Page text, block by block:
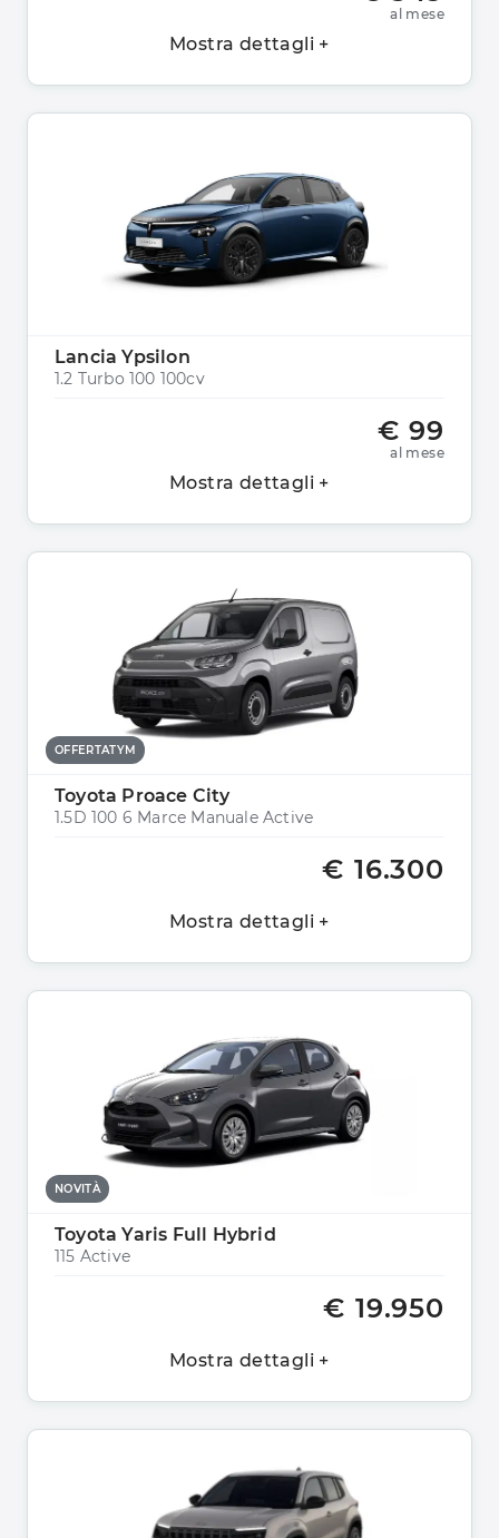
al mese
Mostra dettagli +
Lancia Ypsilon
1.2 Turbo 100 100cv
€ 99
al mese
Mostra dettagli +
OFFERTATYM
Toyota Proace City
1.5D 100 6 Marce Manuale Active
€ 16.300
Mostra dettagli +
NOVITÀ
Toyota Yaris Full Hybrid
115 Active
€ 19.950
Mostra dettagli +